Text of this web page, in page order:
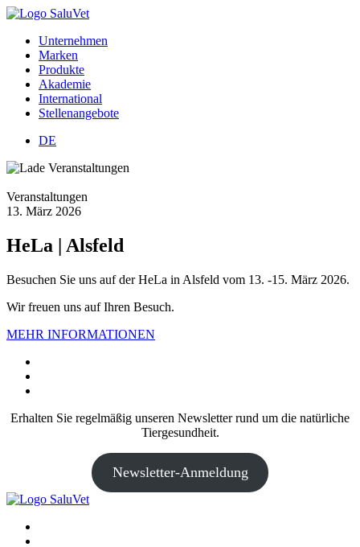
Unternehmen
Marken
Produkte
Akademie
International
Stellenangebote
DE
Veranstaltungen
13. März 2026
HeLa | Alsfeld
Besuchen Sie uns auf der HeLa in Alsfeld vom 13. -15. März 2026.
Wir freuen uns auf Ihren Besuch.
MEHR INFORMATIONEN
Erhalten Sie regelmäßig unseren Newsletter rund um die natürliche
Tiergesundheit.
Newsletter-Anmeldung